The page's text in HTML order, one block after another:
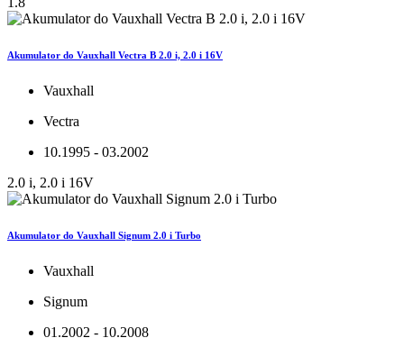
Akumulator do Vauxhall Vectra B 2.0 i, 2.0 i 16V
Vauxhall
Vectra
10.1995 - 03.2002
2.0 i, 2.0 i 16V
Akumulator do Vauxhall Signum 2.0 i Turbo
Vauxhall
Signum
01.2002 - 10.2008